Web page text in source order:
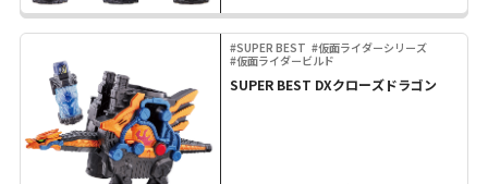
#SUPER BEST #仮面ライダーシリーズ
#仮面ライダービルド
SUPER BEST DXクローズドラゴン